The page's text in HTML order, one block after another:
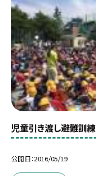
児童引き渡し避難訓練
公開日 2016/05/19